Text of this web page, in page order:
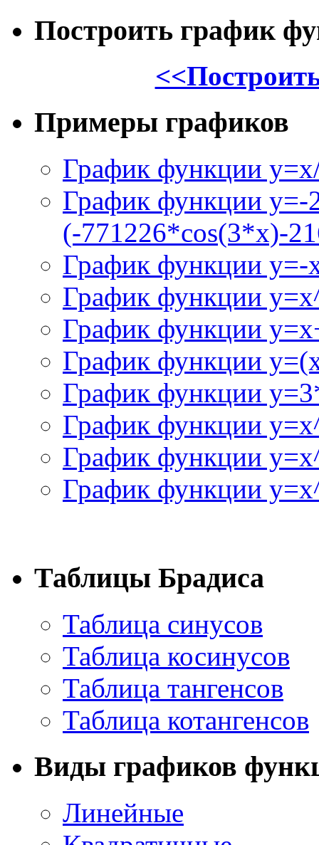
Построить график
Примеры графиков
График функции
График функции y=-
(-771226*cos(3*x)-
График функции
График функции
График функции
График функции
График функции
График функции
График функции
График функции
Таблицы Брадиса
Таблица синусов
Таблица косинусов
Таблица тангенсов
Таблица котангенсов
Виды графиков
Линейные